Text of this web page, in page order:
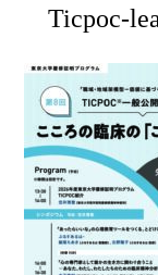
Ticpoc-